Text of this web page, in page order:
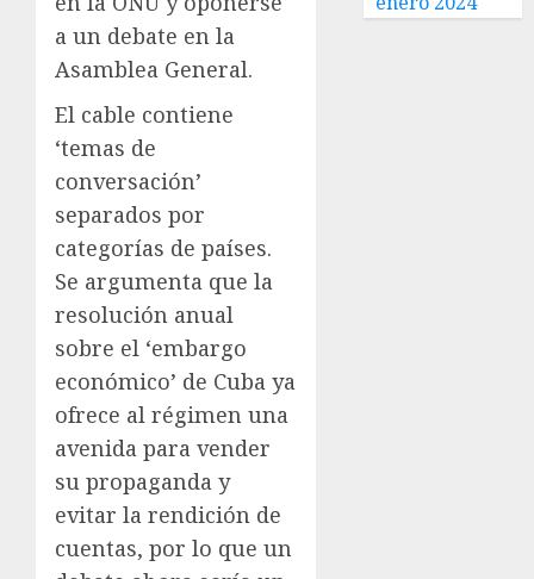
a un debate en la
Asamblea General.
El cable contiene
‘temas de
conversación’
separados por
categorías de países.
Se argumenta que la
resolución anual
sobre el ‘embargo
económico’ de Cuba ya
ofrece al régimen una
avenida para vender
su propaganda y
evitar la rendición de
cuentas, por lo que un